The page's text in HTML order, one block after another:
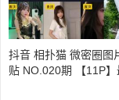
抖音 相扑猫 微密圈图
贴 NO.020期 【11P